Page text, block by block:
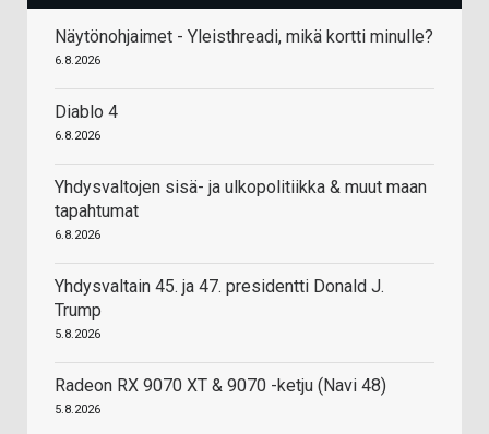
Näytönohjaimet - Yleisthreadi, mikä kortti minulle?
6.8.2026
Diablo 4
6.8.2026
Yhdysvaltojen sisä- ja ulkopolitiikka & muut maan
tapahtumat
6.8.2026
Yhdysvaltain 45. ja 47. presidentti Donald J.
Trump
5.8.2026
Radeon RX 9070 XT & 9070 -ketju (Navi 48)
5.8.2026